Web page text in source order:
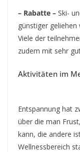
– Rabatte – Ski-
günstiger geliehen
Viele der
zudem mit sehr
Aktivitäten im
Entspannung hat
über die man
kann, die andere
Wellnessbereich